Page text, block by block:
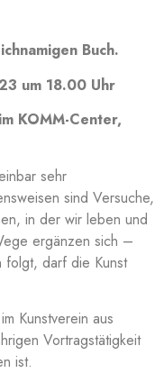
Buch.
um 18.00 Uhr
KOMM-Center,
sehr
sind Versuche,
in der wir leben und
ergänzen sich –
folgt, darf die Kunst
Kunstverein aus
Vortragstätigkeit
ist.